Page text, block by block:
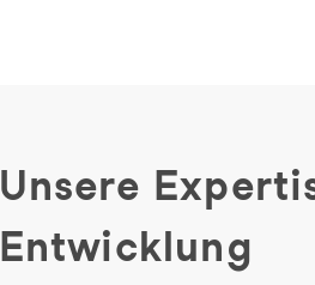
Unsere
Entwicklung